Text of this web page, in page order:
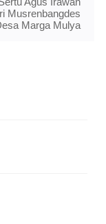
Musrenbangdes
Marga Mulya